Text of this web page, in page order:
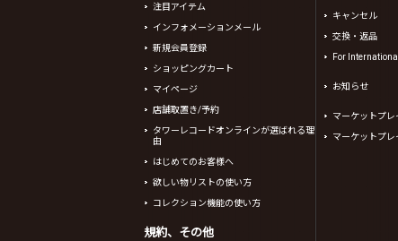
注目アイテム
インフォメーションメール
新規会員登録
ショッピングカート
マイページ
店舗取置き/予約
タワーレコードオンラインが選ばれる理
由
はじめてのお客様へ
欲しい物リストの使い方
コレクション機能の使い方
規約、その他
キャンセル
交換・返品
For
お知らせ
マーケットプレ
マーケットプ